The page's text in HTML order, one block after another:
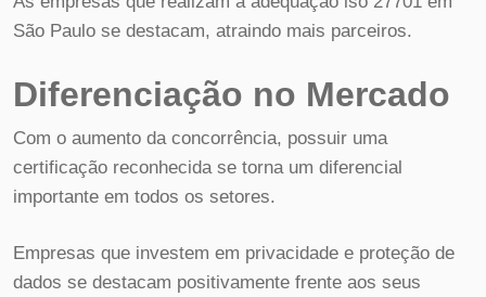
São Paulo se destacam, atraindo mais parceiros.
Diferenciação no Mercado
Com o aumento da concorrência, possuir uma
certificação reconhecida se torna um diferencial
importante em todos os setores.
Empresas que investem em privacidade e proteção de
dados se destacam positivamente frente aos seus